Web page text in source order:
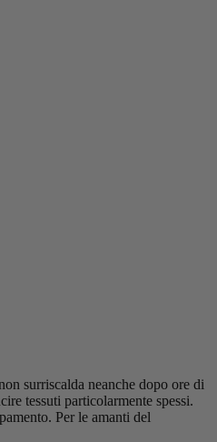
surriscalda neanche dopo ore di
tessuti particolarmente spessi.
Per le amanti del